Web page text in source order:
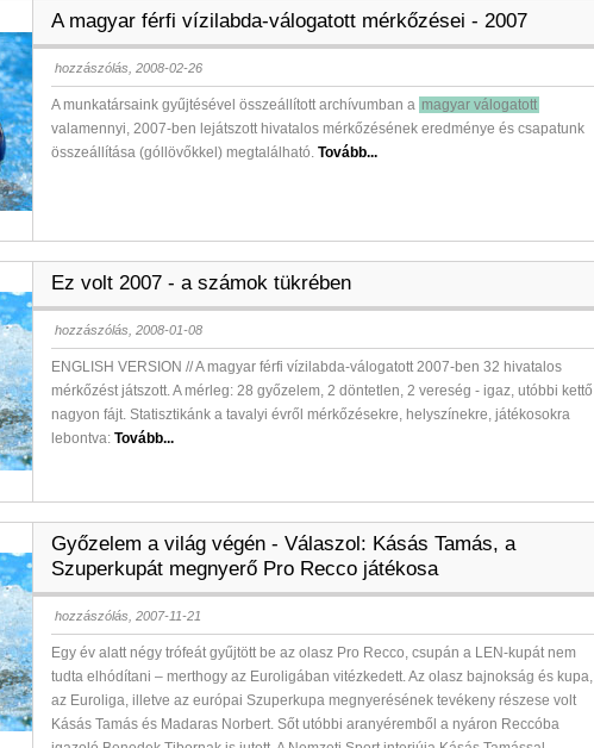
A magyar férfi vízilabda-válogatott mérkőzései - 2007
hozzászólás, 2008-02-26
A munkatársaink gyűjtésével összeállított archívumban a magyar válogatott
valamennyi, 2007-ben lejátszott hivatalos mérkőzésének eredménye és csapatunk
összeállítása (góllövőkkel) megtalálható.Tovább...
Ez volt 2007 - a számok tükrében
hozzászólás, 2008-01-08
ENGLISH VERSION // A magyar férfi vízilabda-válogatott 2007-ben 32 hivatalos
mérkőzést játszott. A mérleg: 28 győzelem, 2 döntetlen, 2 vereség - igaz, utóbbi kettő
nagyon fájt. Statisztikánk a tavalyi évről mérkőzésekre, helyszínekre, játékosokra
lebontva:Tovább...
Győzelem a világ végén - Válaszol: Kásás Tamás, a
Szuperkupát megnyerő Pro Recco játékosa
hozzászólás, 2007-11-21
Egy év alatt négy trófeát gyűjtött be az olasz Pro Recco, csupán a LEN-kupát nem
tudta elhódítani – merthogy az Euroligában vitézkedett. Az olasz bajnokság és kupa,
az Euroliga, illetve az európai Szuperkupa megnyerésének tevékeny részese volt
Kásás Tamás és Madaras Norbert. Sőt utóbbi aranyéremből a nyáron Reccóba